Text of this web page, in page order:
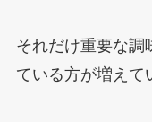
それだけ重要な調
ている方が増えて